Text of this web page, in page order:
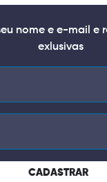
nome e e-mail e
exlusivas
CADASTRAR